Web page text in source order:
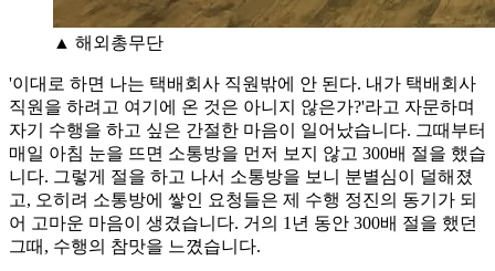
▲ 해외총무단
'이대로 하면 나는 택배회사 직원밖에 안 된다. 내가 택배회사
직원을 하려고 여기에 온 것은 아니지 않은가?'라고 자문하며
자기 수행을 하고 싶은 간절한 마음이 일어났습니다. 그때부터
매일 아침 눈을 뜨면 소통방을 먼저 보지 않고 300배 절을 했습
니다. 그렇게 절을 하고 나서 소통방을 보니 분별심이 덜해졌
고, 오히려 소통방에 쌓인 요청들은 제 수행 정진의 동기가 되
어 고마운 마음이 생겼습니다. 거의 1년 동안 300배 절을 했던
그때, 수행의 참맛을 느꼈습니다.